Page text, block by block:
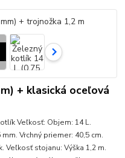
+ klasická oceľová
Veľkosť: Objem: 14 L.
Vrchný priemer: 40,5 cm.
Veľkosť stojanu: Výška 1,2 m.